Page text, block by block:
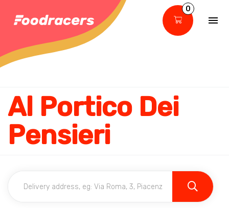
0
Al Portico Dei
Pensieri